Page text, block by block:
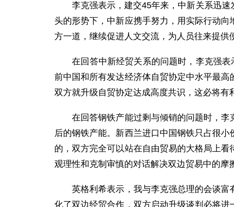
李克强表示，建交45年来，中新关系迅速
头的形势下，中新应携手努力，用实际行动
方一道，继续促进人文交流，为人员往来提供
在回答中新经贸关系的问题时，李克强表
前中国和所有发达经济体自贸协定中水平最
双方就升级自贸协定达成高度共识，这必将有
在回答钢铁产能过剩与倾销的问题时，李
后的钢铁产能。新西兰进口中国钢铁只占很
的，双方完全可以站在自由贸易的大格局上
观理性和克制审慎的对话解决双边贸易中的摩
英格利希表示，我与李克强总理的会谈富
化了双边经贸合作，双方启动升级谈判必将